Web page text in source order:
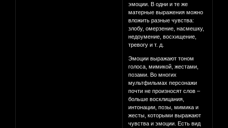
эмоции. В одни и те же
матерные выражения можно
вложить разные чувства:
злобу, омерзение, насмешку,
недоумение, восхищение,
тревогу и т. д.
Эмоции выражают тоном
голоса, мимикой, жестами,
позами. Во многих
мультфильмах персонажи
почти не произносят слов –
больше восклицания,
интонации, позы, мимика и
жесты, которыми выражают
чувства и эмоции. Есть вид